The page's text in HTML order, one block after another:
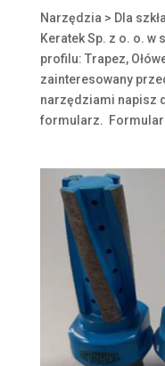
Narzędzia > Dla
Keratek Sp. z o. o.
profilu: Trapez,
zainteresowany
narzędziami napisz
formularz.